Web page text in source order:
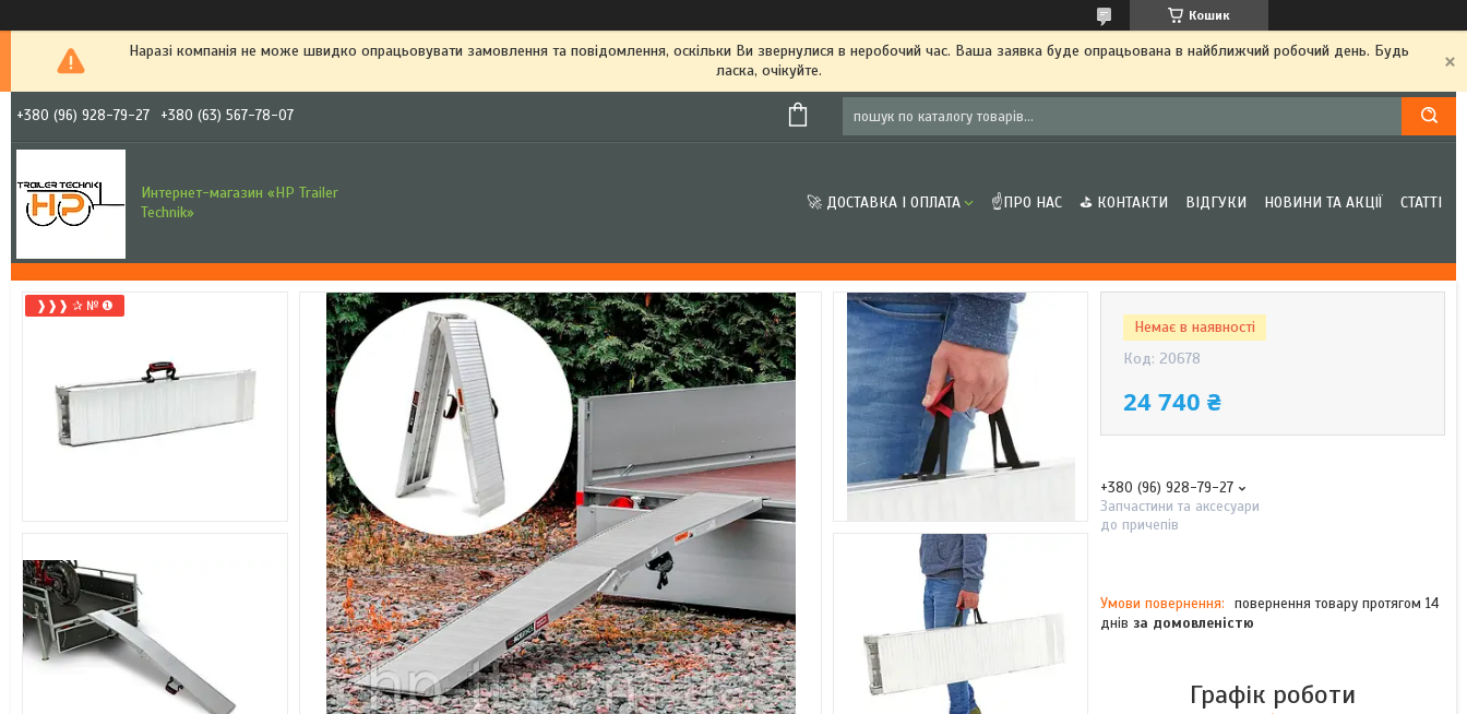
Кошик
Наразі компанія не може швидко опрацьовувати замовлення та повідомлення, оскільки Ви звернулися в неробочий час. Ваша заявка буде опрацьована в найближчий робочий день. Будь
ласка, очікуйте.
+380 (96) 928-79-27 +380 (63) 567-78-07
Интернет-магазин «HP Trailer
Technik»
🚀 ДОСТАВКА І ОПЛАТА ☝ПРО НАС ⛳ КОНТАКТИ ВІДГУКИ НОВИНИ ТА АКЦІЇ СТАТТІ
❱❱❱ ✰ № ❶
Немає в наявності
Код: 20678
24 740 ₴
+380 (96) 928-79-27
Запчастини та аксесуари
до причепів
повернення товару протягом 14
днів за домовленістю
Графік роботи